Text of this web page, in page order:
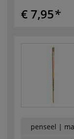
€ 7,95
penseel |